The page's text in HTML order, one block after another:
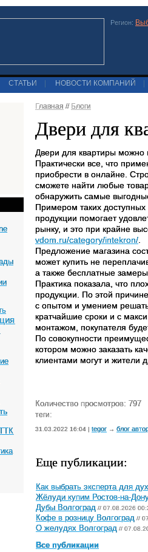
Регион:
СТАТЬИ НОВОСТИ КОМПАНИЙ
Главная // Блоги
Двери для
Двери для квартиры можно
Практически все, что
приобрести в онлайне.
сможете найти любые
обнаружить самые
Примером таких
продукции помогает
рынку, и это при крайне
vdom.ru/category/intekron/
Предложение магазина
может купить не
а также бесплатные
Практика показала, что
продукции. По этой
с опытом и умением
кратчайшие сроки и с
монтажом, покупателя
По совокупности
котором можно заказать
клиентами могут и жители
Количество просмотров: 797
теги:
31.03.2022 16:04 | tegor → блог
Еще публикации:
Как выбрать эксперта для
Жёлуди купим Ростов-на-
Дубы Волгоград // 07.08.2026
Кофе в розницу Волгоград //
О желудях Волгоград //
Все публикации